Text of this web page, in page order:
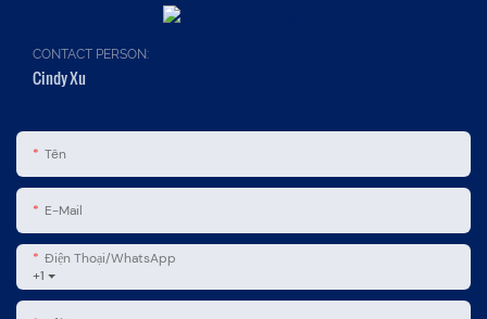
CONTACT PERSON:
Cindy Xu
Tên
E-Mail
+1
Điện Thoại/WhatsApp